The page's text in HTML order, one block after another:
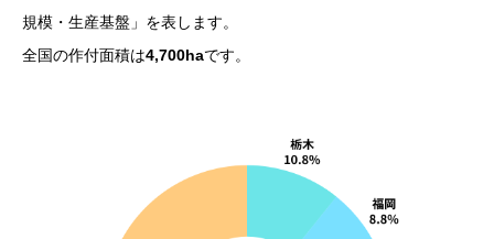
規模・生産基盤」を表します。
全国の作付面積は4,700haです。